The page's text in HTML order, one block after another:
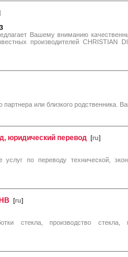
Вашему вниманию
производителей CHRISTIAN
партнера или близкого родственника.
юридический перевод [ru]
по переводу технической,
[ru]
стекла, производство стекла,